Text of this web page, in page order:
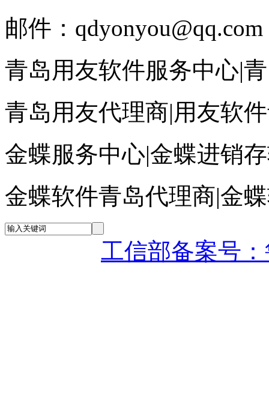
邮件：qdyonyou@qq.com
青岛用友软件服务中心|
青岛用友代理商|用友软
金蝶服务中心|金蝶进销
金蝶软件青岛代理商|金
工信部备案号：